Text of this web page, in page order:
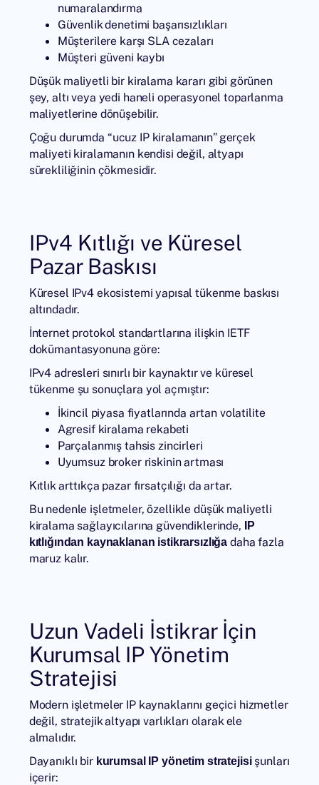
numaralandırma
Güvenlik denetimi başarısızlıkları
Müşterilere karşı SLA cezaları
Müşteri güveni kaybı
Düşük maliyetli bir kiralama kararı gibi görünen
şey, altı veya yedi haneli operasyonel toparlanma
maliyetlerine dönüşebilir.
Çoğu durumda “ucuz IP kiralamanın” gerçek
maliyeti kiralamanın kendisi değil, altyapı
sürekliliğinin çökmesidir.
IPv4 Kıtlığı ve Küresel
Pazar Baskısı
Küresel IPv4 ekosistemi yapısal tükenme baskısı
altındadır.
İnternet protokol standartlarına ilişkin IETF
dokümantasyonuna göre:
IPv4 adresleri sınırlı bir kaynaktır ve küresel
tükenme şu sonuçlara yol açmıştır:
İkincil piyasa fiyatlarında artan volatilite
Agresif kiralama rekabeti
Parçalanmış tahsis zincirleri
Uyumsuz broker riskinin artması
Kıtlık arttıkça pazar fırsatçılığı da artar.
Bu nedenle işletmeler, özellikle düşük maliyetli
kiralama sağlayıcılarına güvendiklerinde,
IP
kıtlığından kaynaklanan istikrarsızlığa daha fazla
maruz kalır.
Uzun Vadeli İstikrar İçin
Kurumsal IP Yönetim
Stratejisi
Modern işletmeler IP kaynaklarını geçici hizmetler
değil, stratejik altyapı varlıkları olarak ele
almalıdır.
Dayanıklı bir kurumsal IP yönetim stratejisişunları
içerir: